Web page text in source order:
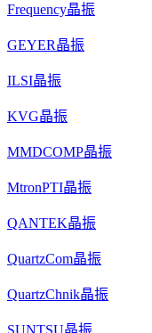
Frequency晶振
GEYER晶振
ILSI晶振
KVG晶振
MMDCOMP晶振
MtronPTI晶振
QANTEK晶振
QuartzCom晶振
QuartzChnik晶振
SUNTSU晶振